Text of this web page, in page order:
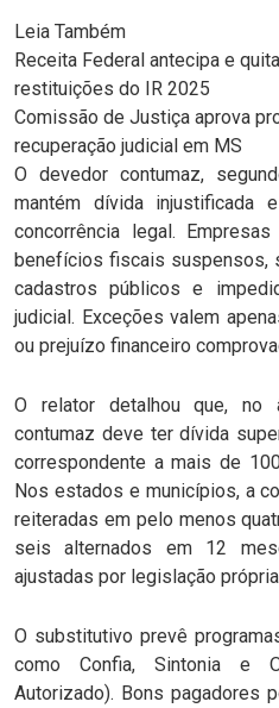
Leia Também
Receita Federal antecipa e
restituições do IR 2025
Comissão de Justiça aprova
recuperação judicial em MS
O devedor contumaz,
mantém dívida injustificada
concorrência legal.
benefícios fiscais suspensos,
cadastros públicos e
judicial. Exceções valem
ou prejuízo financeiro
O relator detalhou que, no
contumaz deve ter dívida
correspondente a mais de
Nos estados e municípios, a
reiteradas em pelo menos
seis alternados em 12
ajustadas por legislação
O substitutivo prevê
como Confia, Sintonia e
Autorizado). Bons pagadores